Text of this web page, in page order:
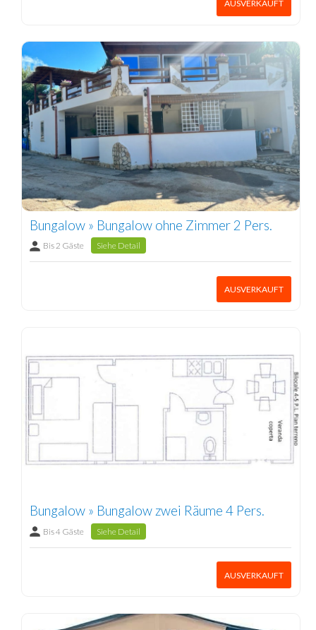
AUSVERKAUFT
Bungalow » Bungalow ohne Zimmer 2 Pers.
Bis 2 Gäste Siehe Detail
AUSVERKAUFT
Bungalow » Bungalow zwei Räume 4 Pers.
Bis 4 Gäste Siehe Detail
AUSVERKAUFT